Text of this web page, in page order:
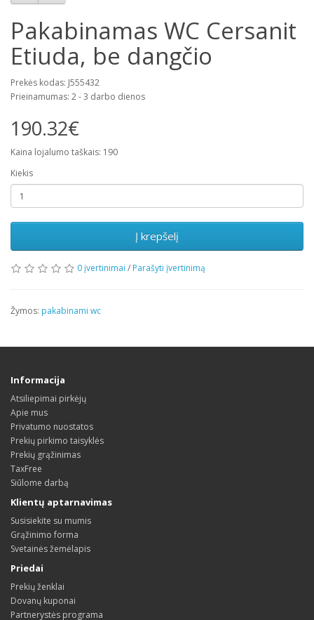
Pakabinamas WC Cersanit
Etiuda, be dangčio
Prekės kodas: J555432
Prieinamumas: 2 - 3 darbo dienos
190.32€
Kaina lojalumo taškais: 190
Kiekis
Į krepšelį
0 įvertinimai / Parašyti įvertinimą
Žymos: pakabinami wc
Informacija
Atsiliepimai pirkėjų
Apie mus
Privatumo nuostatos
Prekių pirkimo taisyklės
Prekių grąžinimas
TaxFree
Siūlome darbą
Klientų aptarnavimas
Susisiekite su mumis
Grąžinimo forma
Svetainės žemėlapis
Priedai
Prekių ženklai
Dovanų kuponai
Partnerystės programa